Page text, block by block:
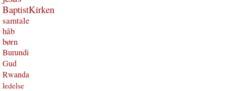
BaptistKirken
samtale
håb
børn
Burundi
Gud
Rwanda
ledelse